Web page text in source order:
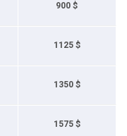
900 $
1125 $
1350 $
1575 $